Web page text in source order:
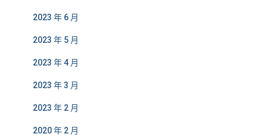
2023 年 6 月
2023 年 5 月
2023 年 4 月
2023 年 3 月
2023 年 2 月
2020 年 2 月